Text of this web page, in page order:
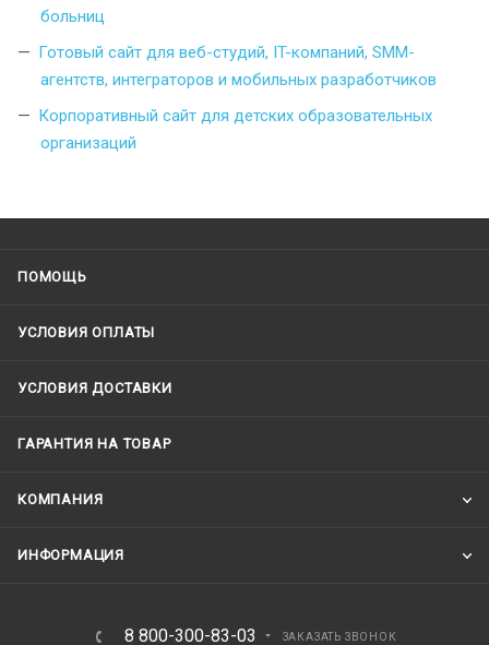
больниц
Готовый сайт для веб-студий, IT-компаний, SMM-
агентств, интеграторов и мобильных разработчиков
Корпоративный сайт для детских образовательных
организаций
ПОМОЩЬ
УСЛОВИЯ ОПЛАТЫ
УСЛОВИЯ ДОСТАВКИ
ГАРАНТИЯ НА ТОВАР
КОМПАНИЯ
ИНФОРМАЦИЯ
8 800-300-83-03 ЗАКАЗАТЬ ЗВОНОК